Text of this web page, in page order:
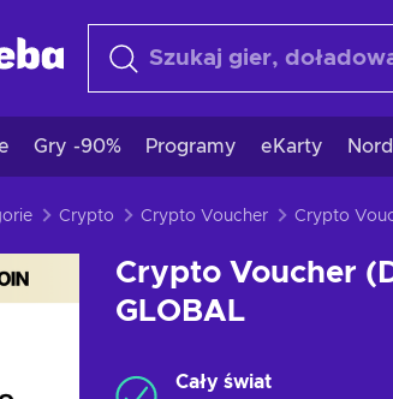
Gry -90% Programy eKarty
Crypto Crypto Voucher
Crypto Voucher
GLOBAL
Cały świat